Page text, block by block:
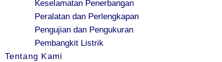
Keselamatan Penerbangan
Peralatan dan Perlengkapan
Pengujian dan Pengukuran
Pembangkit Listrik
Tentang Kami